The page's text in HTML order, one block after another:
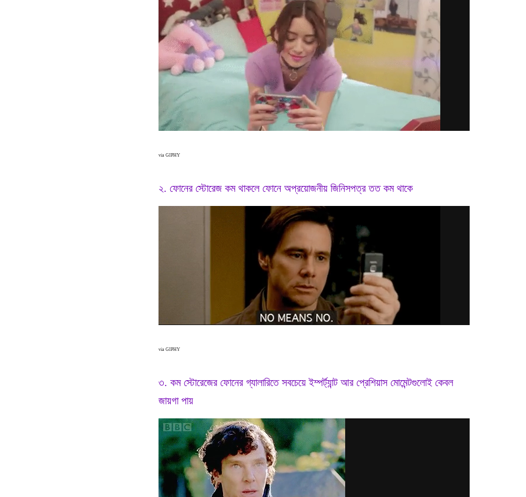
via GIPHY
২. ফোনের স্টোরেজ কম থাকলে ফোনে অপ্রয়োজনীয় জিনিসপত্র তত কম থাকে
via GIPHY
৩. কম স্টোরেজের ফোনের গ্যালারিতে সবচেয়ে ইম্পর্ট্যান্ট আর প্রেশিয়াস মোমেন্টগুলোই কেবল
জায়গা পায়